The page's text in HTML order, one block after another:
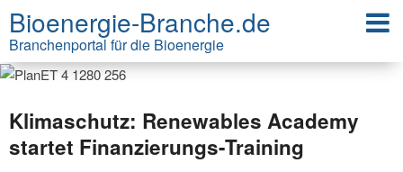
Bioenergie-Branche.de
Branchenportal für die Bioenergie
Klimaschutz: Renewables Academy
startet Finanzierungs-Training